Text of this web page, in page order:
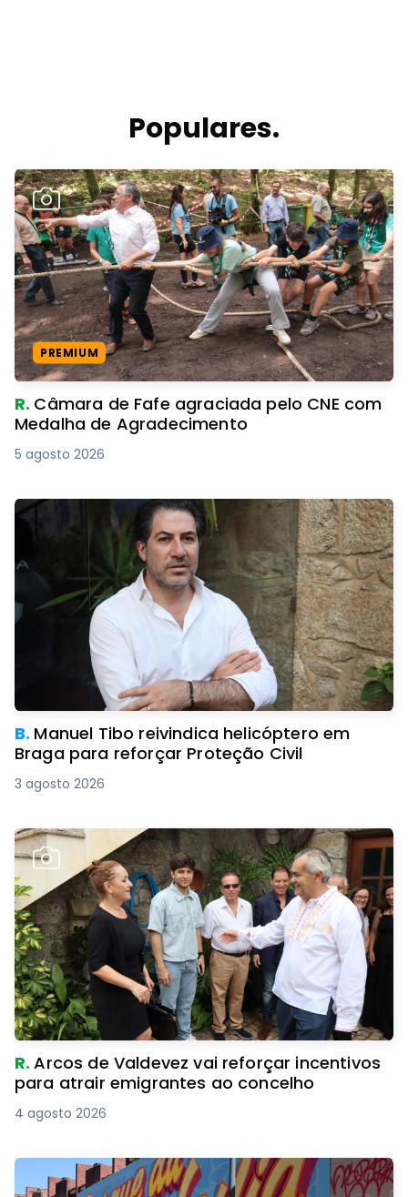
Populares.
PREMIUM
R. Câmara de Fafe agraciada pelo CNE com
Medalha de Agradecimento
5 agosto 2026
B. Manuel Tibo reivindica helicóptero em
Braga para reforçar Proteção Civil
3 agosto 2026
R.Arcos de Valdevez vai reforçar incentivos
para atrair emigrantes ao concelho
4 agosto 2026